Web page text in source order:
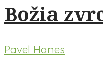
Božia
Pavel Hanes